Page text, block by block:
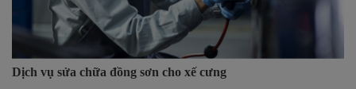
Dịch vụ sửa chữa đồng sơn cho xế cưng